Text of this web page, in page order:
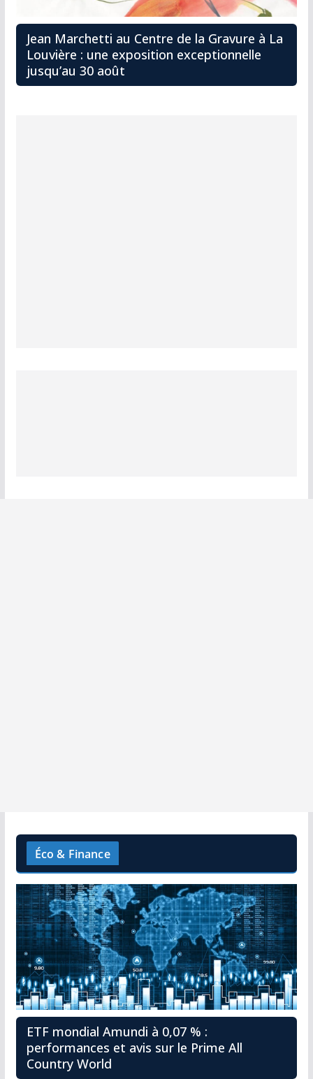
Jean Marchetti au Centre de la Gravure à La
Louvière : une exposition exceptionnelle
jusqu’au 30 août
Éco & Finance
ETF mondial Amundi à 0,07 % :
performances et avis sur le Prime All
Country World